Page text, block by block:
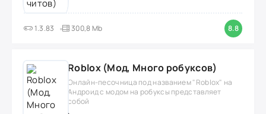
1.3.83 300,8 Mb 8.8
Roblox (Мод, Много робуксов)
Онлайн-песочница под названием "Roblox" на
Андроид с модом на робуксы представляет
собой